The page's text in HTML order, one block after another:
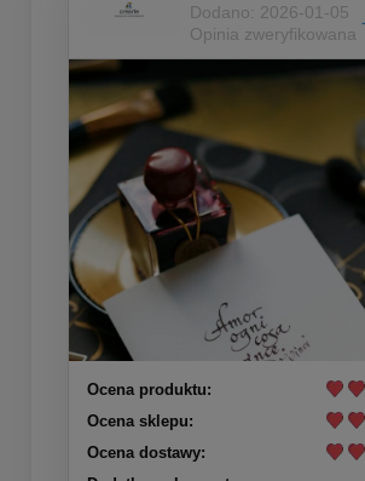
Dodano: 2026-01-05
Opinia zweryfikowana
Ocena produktu:
Ocena sklepu:
Ocena dostawy: